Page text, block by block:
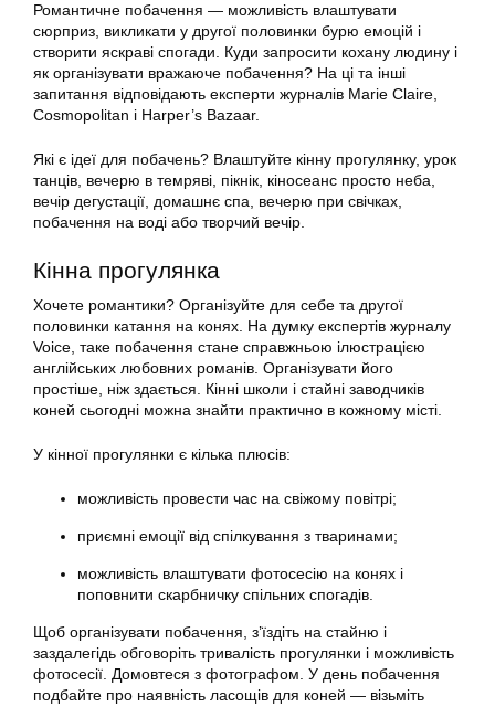
Романтичне побачення — можливість влаштувати
сюрприз, викликати у другої половинки бурю емоцій і
створити яскраві спогади. Куди запросити кохану людину і
як організувати вражаюче побачення? На ці та інші
запитання відповідають експерти журналів Marie Claire,
Cosmopolitan і Harper’s Bazaar.
Які є ідеї для побачень? Влаштуйте кінну прогулянку, урок
танців, вечерю в темряві, пікнік, кіносеанс просто неба,
вечір дегустації, домашнє спа, вечерю при свічках,
побачення на воді або творчий вечір.
Кінна прогулянка
Хочете романтики? Організуйте для себе та другої
половинки катання на конях. На думку експертів журналу
Voice, таке побачення стане справжньою ілюстрацією
англійських любовних романів. Організувати його
простіше, ніж здається. Кінні школи і стайні заводчиків
коней сьогодні можна знайти практично в кожному місті.
У кінної прогулянки є кілька плюсів:
можливість провести час на свіжому повітрі;
приємні емоції від спілкування з тваринами;
можливість влаштувати фотосесію на конях і
поповнити скарбничку спільних спогадів.
Щоб організувати побачення, з’їздіть на стайню і
заздалегідь обговоріть тривалість прогулянки і можливість
фотосесії. Домовтеся з фотографом. У день побачення
подбайте про наявність ласощів для коней — візьміть